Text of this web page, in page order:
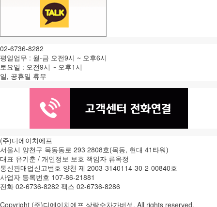
02-6736-8282
평일업무 : 월-금 오전9시 ~ 오후6시
토요일 : 오전9시 ~ 오후1시
일, 공휴일 휴무
(주)디에이치에프
서울시 양천구 목동동로 293 2808호(목동, 현대 41타워)
대표 유기춘 / 개인정보 보호 책임자 류옥정
통신판매업신고번호 양천 제 2003-3140114-30-2-00840호
사업자 등록번호 107-86-21881
전화 02-6736-8282 팩스 02-6736-8286
Copyright (주)디에이치에프 상락수차가버섯. All rights reserved.